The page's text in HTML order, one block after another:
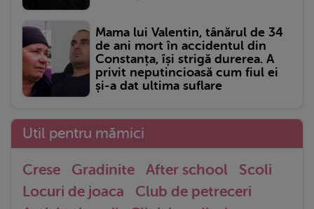
Mama lui Valentin, tânărul de 34
de ani mort în accidentul din
Constanța, își strigă durerea. A
privit neputincioasă cum fiul ei
și-a dat ultima suflare
Util pentru mămici
Crese Gradinite After school
Scoli
Locuri de joaca
Club de petreceri